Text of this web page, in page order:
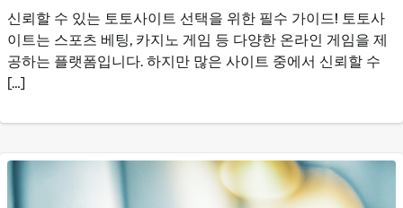
신뢰할 수 있는 토토사이트 선택을 위한 필수 가이드! 토토사
이트는 스포츠 베팅, 카지노 게임 등 다양한 온라인 게임을 제
공하는 플랫폼입니다. 하지만 많은 사이트 중에서 신뢰할 수
[…]